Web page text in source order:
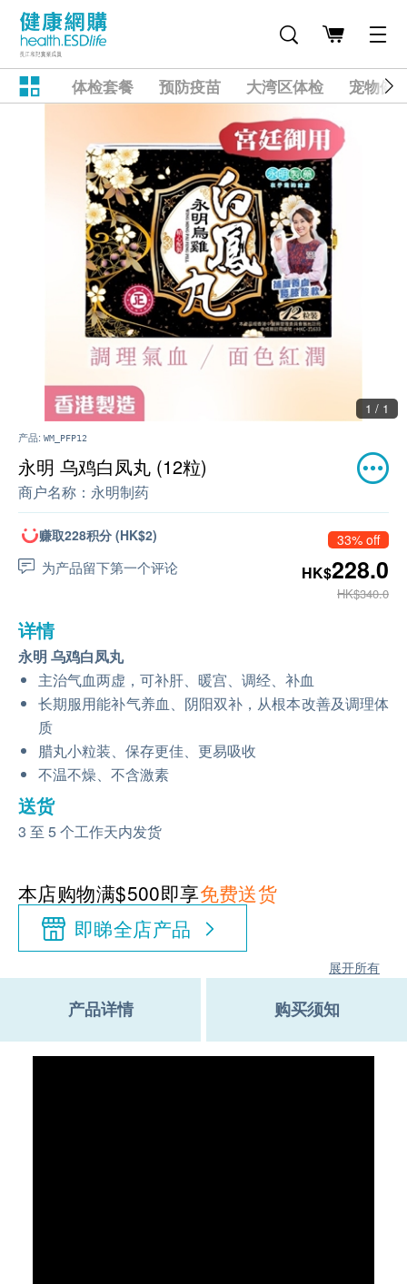
体检套餐 预防疫苗 大湾区体检 宠物健
1 / 1
产品: WM_PFP12
永明 乌鸡白凤丸 (12粒)
商户名称： 永明制药
赚取228积分 (HK$2)
为产品留下第一个评论
33% off
HK$228.0
HK$340.0
详情
永明 乌鸡白凤丸
主治气血两虚，可补肝、暖宫、调经、补血
长期服用能补气养血、阴阳双补，从根本改善及调理体
质
腊丸小粒装、保存更佳、更易吸收
不温不燥、不含激素
送货
3 至 5 个工作天内发货
本店购物满$500即享免费送货
即睇全店产品
展开所有
产品详情 购买须知